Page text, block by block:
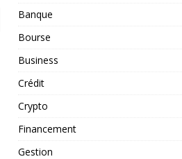
Banque
Bourse
Business
Crédit
Crypto
Financement
Gestion